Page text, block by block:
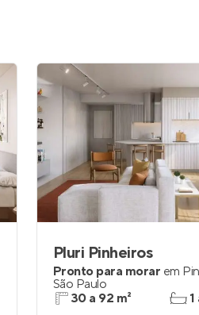
Pluri Pinheiros
Pronto para morar em
São Paulo
30 a 92 m²
1